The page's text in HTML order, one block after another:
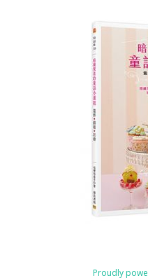
Proudly